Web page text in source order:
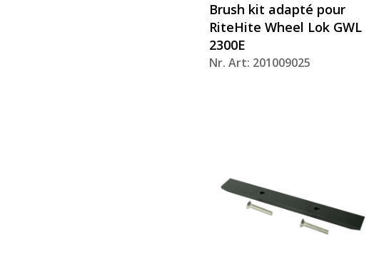
Brush kit adapté pour
RiteHite Wheel Lok GWL
2300E
Nr. Art: 201009025